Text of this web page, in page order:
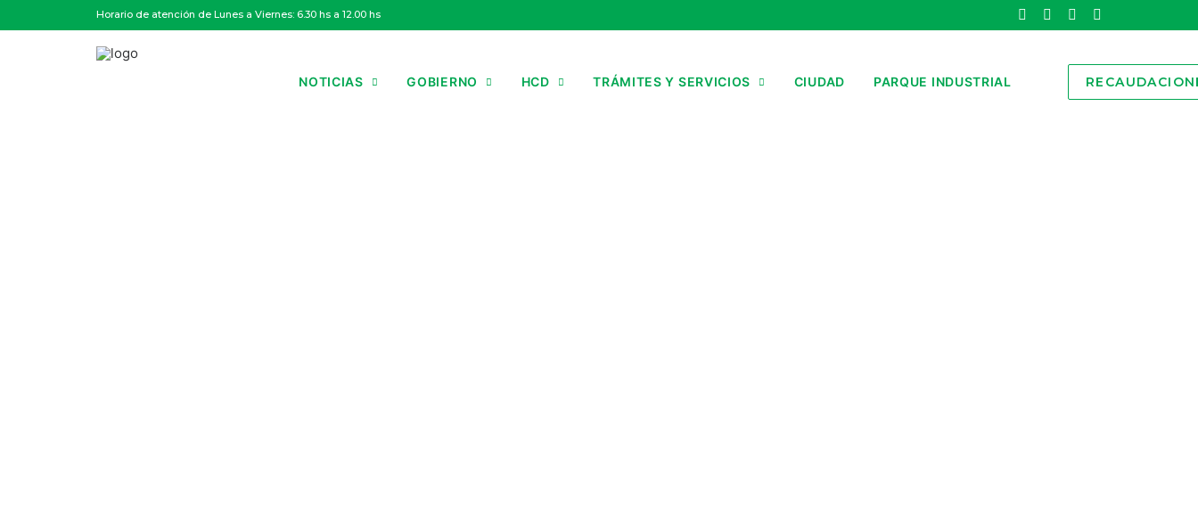
Horario de atención de Lunes a Viernes: 6.30 hs a 12.00 hs
NOTICIAS GOBIERNO HCD TRÁMITES Y SERVICIOS CIUDAD PARQUE INDUSTRIAL